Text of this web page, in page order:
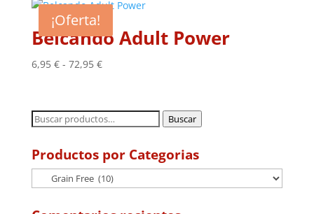
era:
2,95 €.
es:
1,95 €.
¡Oferta!
Belcando Adult Power
6,95 € - 72,95 €Rango
desde
6,95 €
72,95 €
Buscar
Buscar
Productos por Categorias